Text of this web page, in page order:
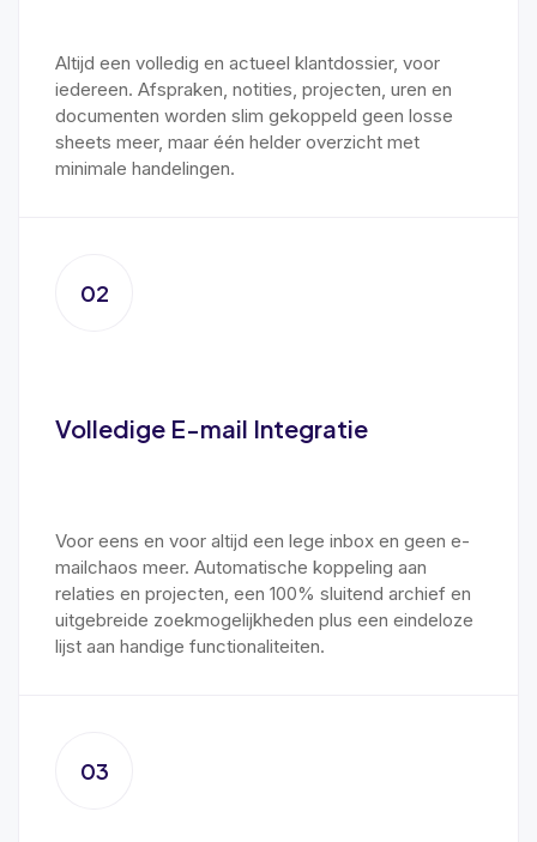
Altijd een volledig en actueel klantdossier, voor
iedereen. Afspraken, notities, projecten, uren en
documenten worden slim gekoppeld geen losse
sheets meer, maar één helder overzicht met
minimale handelingen.
02
Volledige E-mail Integratie
Voor eens en voor altijd een lege inbox en geen e-
mailchaos meer. Automatische koppeling aan
relaties en projecten, een 100% sluitend archief en
uitgebreide zoekmogelijkheden plus een eindeloze
lijst aan handige functionaliteiten.
03